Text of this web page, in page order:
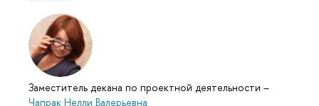
Заместитель декана по проектной деятельности –
Чапрак Нелли Валерьевна